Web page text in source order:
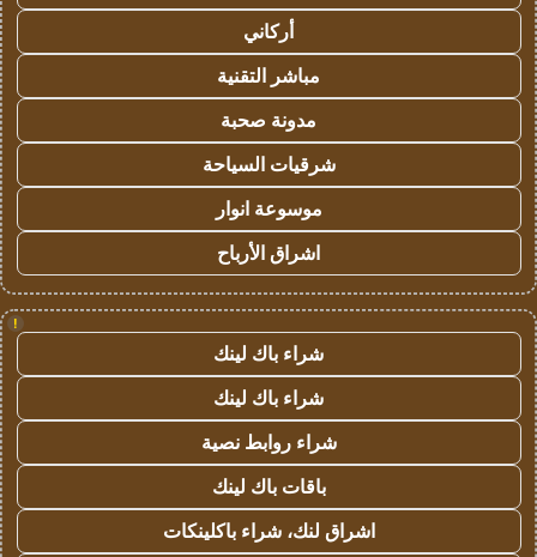
أركاني
مباشر التقنية
مدونة صحبة
شرقيات السياحة
موسوعة انوار
اشراق الأرباح
!
شراء باك لينك
شراء باك لينك
شراء روابط نصية
باقات باك لينك
اشراق لنك، شراء باكلينكات